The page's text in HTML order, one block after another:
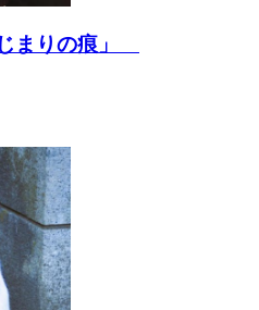
まりの痕」